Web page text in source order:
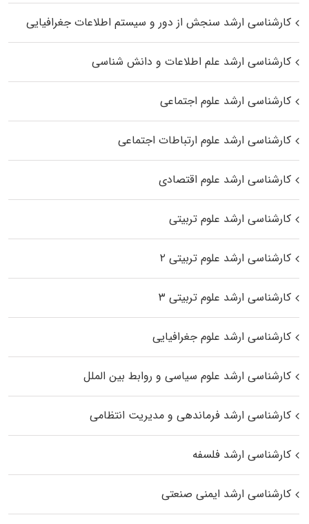
کارشناسی ارشد سنجش از دور و سیستم اطلاعات جغرافیایی
کارشناسی ارشد علم اطلاعات و دانش شناسی
کارشناسی ارشد علوم اجتماعی
کارشناسی ارشد علوم ارتباطات اجتماعی
کارشناسی ارشد علوم اقتصادی
کارشناسی ارشد علوم تربیتی
کارشناسی ارشد علوم تربیتی ۲
کارشناسی ارشد علوم تربیتی ۳
کارشناسی ارشد علوم جغرافیایی
کارشناسی ارشد علوم سیاسی و روابط بین الملل
کارشناسی ارشد فرماندهی و مدیریت انتظامی
کارشناسی ارشد فلسفه
کارشناسی ارشد ایمنی صنعتی